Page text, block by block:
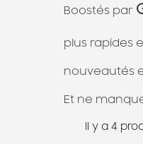
Boostés par
plus rapides
nouveautés
Et ne
Ils seront
Il y a 4